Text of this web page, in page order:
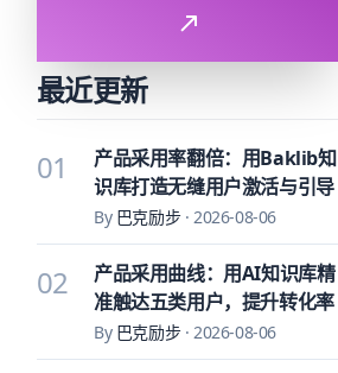
最近更新
01
产品采用率翻倍：用Baklib知
识库打造无缝用户激活与引导
By 巴克励步·2026-08-06
02
产品采用曲线：用AI知识库精
准触达五类用户，提升转化率
By 巴克励步·2026-08-06